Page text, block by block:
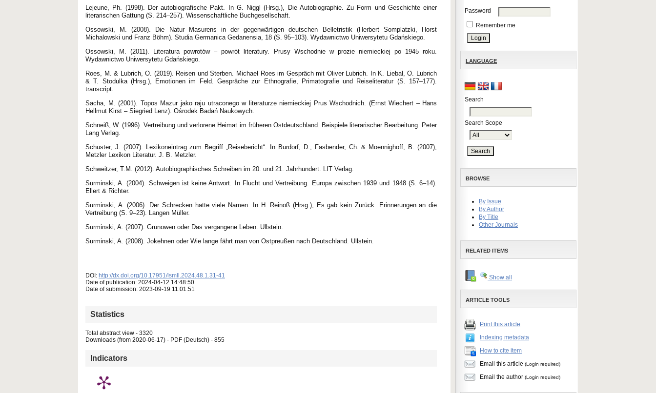
Password
Remember me
LANGUAGE
Search
Search Scope
BROWSE
By Issue
By Author
By Title
Other Journals
RELATED ITEMS
Show all
ARTICLE TOOLS
Print this article
Indexing metadata
How to cite item
Email this article (Login required)
Email the author (Login required)
Lejeune, Ph. (1998). Der autobiografische Pakt. In G. Niggl (Hrsg.), Die Autobiographie. Zu Form und Geschichte einer
literarischen Gattung (S. 214–257). Wissenschaftliche Buchgesellschaft.
Ossowski, M. (2008). Die Natur Masurens in der gegenwärtigen deutschen Belletristik (Herbert Somplatzki, Horst
Michalowski und Franz Böhm). Studia Germanica Gedanensia, 18 (S. 95–103). Wydawnictwo Uniwersytetu Gdańskiego.
Ossowski, M. (2011). Literatura powrotów – powrót literatury. Prusy Wschodnie w prozie niemieckiej po 1945 roku.
Wydawnictwo Uniwersytetu Gdańskiego.
Roes, M. & Lubrich, O. (2019). Reisen und Sterben. Michael Roes im Gespräch mit Oliver Lubrich. In K. Liebal, O. Lubrich
& T. Stodulka (Hrsg.), Emotionen im Feld. Gespräche zur Ethnografie, Primatografie und Reiseliteratur (S. 157–177).
transcript.
Sacha, M. (2001). Topos Mazur jako raju utraconego w literaturze niemieckiej Prus Wschodnich. (Ernst Wiechert – Hans
Hellmut Kirst – Siegried Lenz). Ośrodek Badań Naukowych.
Schneiß, W. (1996). Vertreibung und verlorene Heimat im früheren Ostdeutschland. Beispiele literarischer Bearbeitung. Peter
Lang Verlag.
Schuster, J. (2007). Lexikoneintrag zum Begriff „Reisebericht“. In Burdorf, D., Fasbender, Ch. & Moennighoff, B. (2007),
Metzler Lexikon Literatur. J. B. Metzler.
Schweitzer, T.M. (2012). Autobiographisches Schreiben im 20. und 21. Jahrhundert. LIT Verlag.
Surminski, A. (2004). Schweigen ist keine Antwort. In Flucht und Vertreibung. Europa zwischen 1939 und 1948 (S. 6–14).
Ellert & Richter.
Surminski, A. (2006). Der Schrecken hatte viele Namen. In H. Reinoß (Hrsg.), Es gab kein Zurück. Erinnerungen an die
Vertreibung (S. 9–23). Langen Müller.
Surminski, A. (2007). Grunowen oder Das vergangene Leben. Ullstein.
Surminski, A. (2008). Jokehnen oder Wie lange fährt man von Ostpreußen nach Deutschland. Ullstein.
DOI: http://dx.doi.org/10.17951/lsmll.2024.48.1.31-41
Date of publication: 2024-04-12 14:48:50
Date of submission: 2023-09-19 11:01:51
Statistics
Total abstract view - 3320
Downloads (from 2020-06-17) - PDF (Deutsch) - 855
Indicators